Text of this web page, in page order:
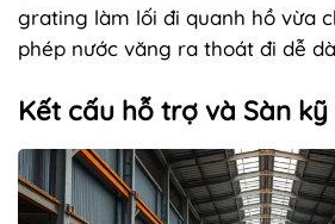
grating làm lối đi quanh hồ vừa
phép nước văng ra thoát đi dễ
Kết cấu hỗ trợ và Sàn